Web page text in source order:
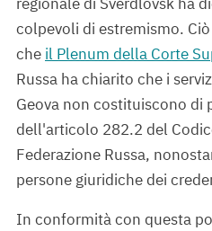
colpevoli di estremismo.
che il Plenum della Corte
Russa ha chiarito che i
Geova non costituiscono di
dell'articolo 282.2 del
Federazione Russa,
persone giuridiche dei
In conformità con questa